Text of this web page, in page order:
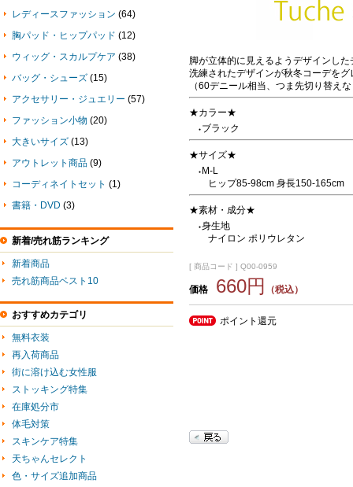
脚が立体的に見えるようデザインし
洗練されたデザインが秋冬コーデをグ
（60デニール相当、つま先切り替え
★カラー★
● ブラック
★サイズ★
● M-L
ヒップ85-98cm 身長150-165cm
★素材・成分★
●身生地
ナイロン ポリウレタン
[ 商品コード ] Q00-0959
価格 660円 （税込）
ポイント還元
レディースファッション (64)
胸パッド・ヒップパッド (12)
ウィッグ・スカルプケア (38)
バッグ・シューズ (15)
アクセサリー・ジュエリー (57)
ファッション小物 (20)
大きいサイズ (13)
アウトレット商品 (9)
コーディネイトセット (1)
書籍・DVD (3)
新着/売れ筋ランキング
新着商品
売れ筋商品ベスト10
おすすめカテゴリ
無料衣装
再入荷商品
街に溶け込む女性服
ストッキング特集
在庫処分市
体毛対策
スキンケア特集
天ちゃんセレクト
色・サイズ追加商品